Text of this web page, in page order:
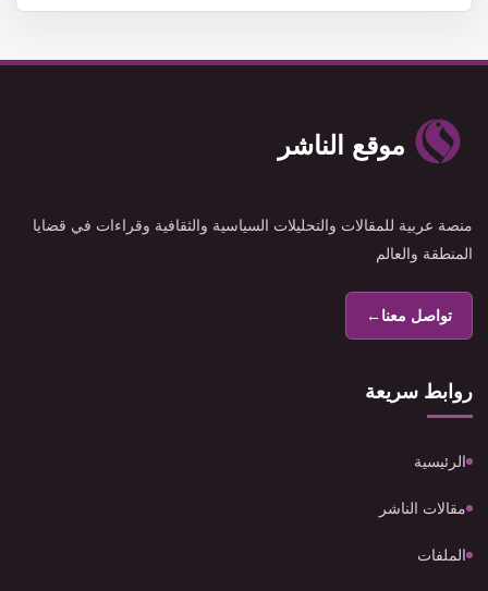
موقع الناشر
منصة عربية للمقالات والتحليلات السياسية والثقافية وقراءات في قضايا
المنطقة والعالم
تواصل معنا←
روابط سريعة
الرئيسية
مقالات الناشر
الملفات